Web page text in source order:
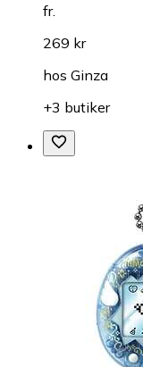
fr.
269 kr
hos Ginza
+3 butiker